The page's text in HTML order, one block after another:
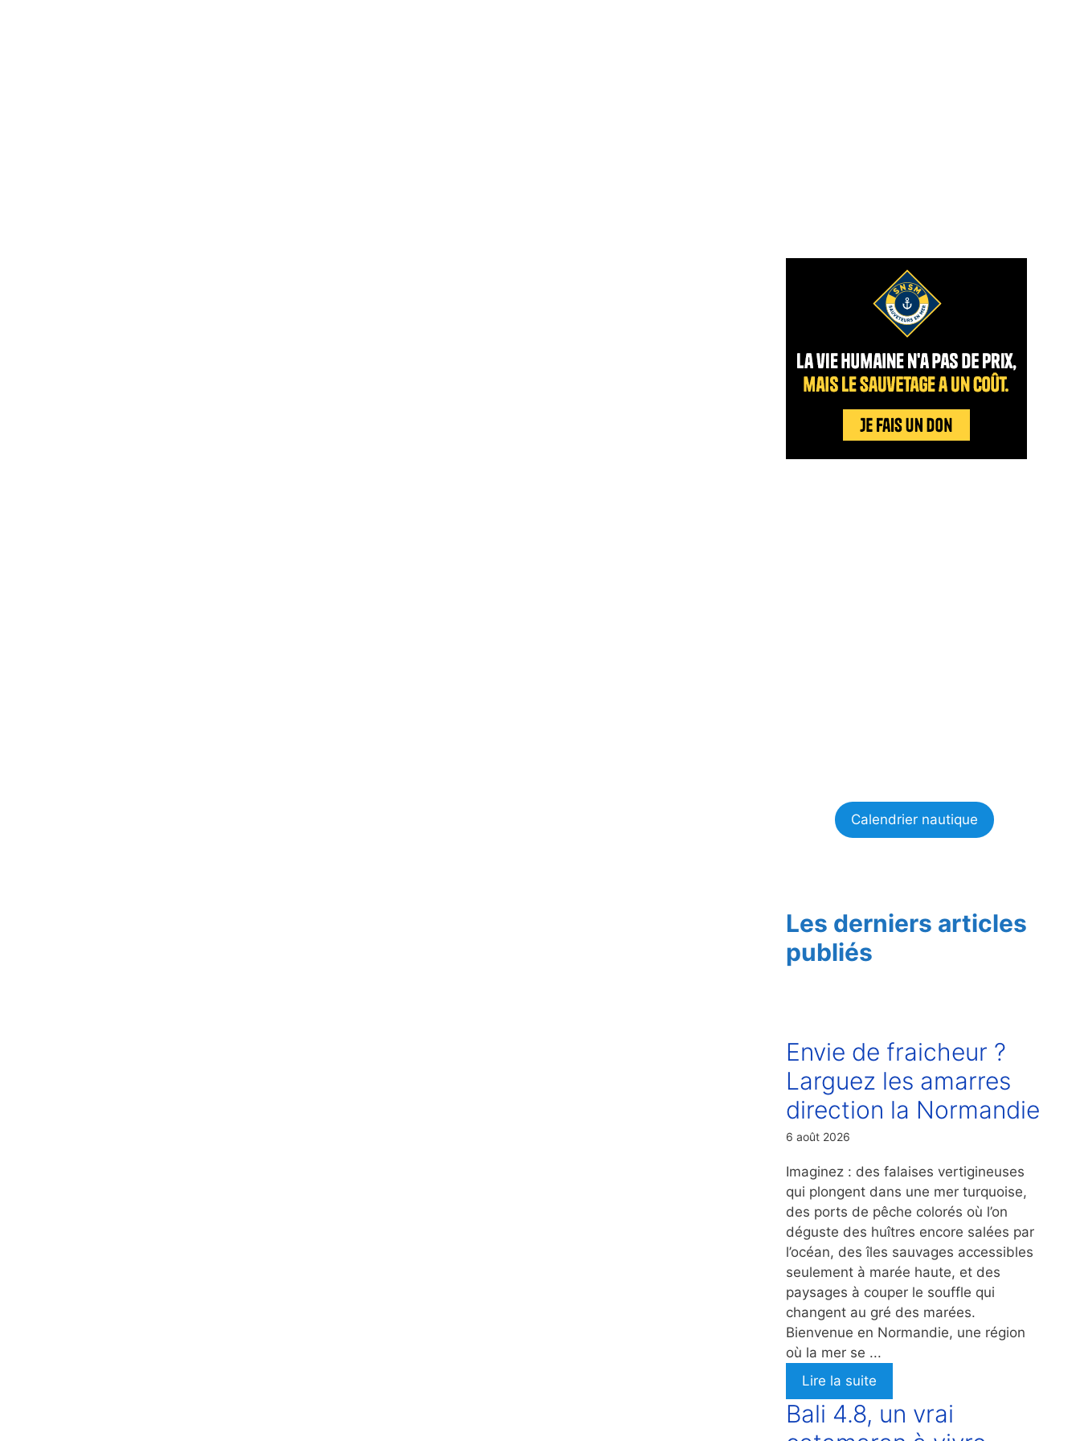
Calendrier nautique
Les derniers articles
publiés
Envie de fraicheur ?
Larguez les amarres
direction la Normandie
6 août 2026
Imaginez : des falaises vertigineuses
qui plongent dans une mer turquoise,
des ports de pêche colorés où l’on
déguste des huîtres encore salées par
l’océan, des îles sauvages accessibles
seulement à marée haute, et des
paysages à couper le souffle qui
changent au gré des marées.
Bienvenue en Normandie, une région
où la mer se ...
Lire la suite
Bali 4.8, un vrai